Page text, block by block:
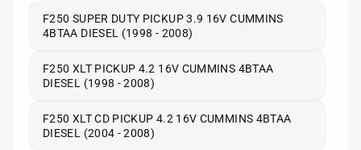
F250 SUPER DUTY PICKUP 3.9 16V CUMMINS
4BTAA DIESEL (1998 - 2008)
F250 XLT PICKUP 4.2 16V CUMMINS 4BTAA
DIESEL (1998 - 2008)
F250 XLT CD PICKUP 4.2 16V CUMMINS 4BTAA
DIESEL (2004 - 2008)